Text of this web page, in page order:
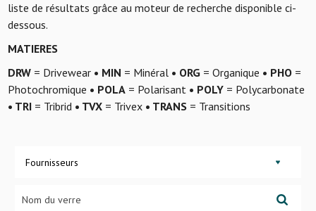
liste de résultats grâce au moteur de recherche disponible ci-
dessous.
MATIERES
DRW= Drivewear • MIN = Minéral • ORG= Organique • PHO=
Photochromique • POLA= Polarisant • POLY= Polycarbonate
• TRI= Tribrid • TVX= Trivex • TRANS= Transitions
Fournisseurs